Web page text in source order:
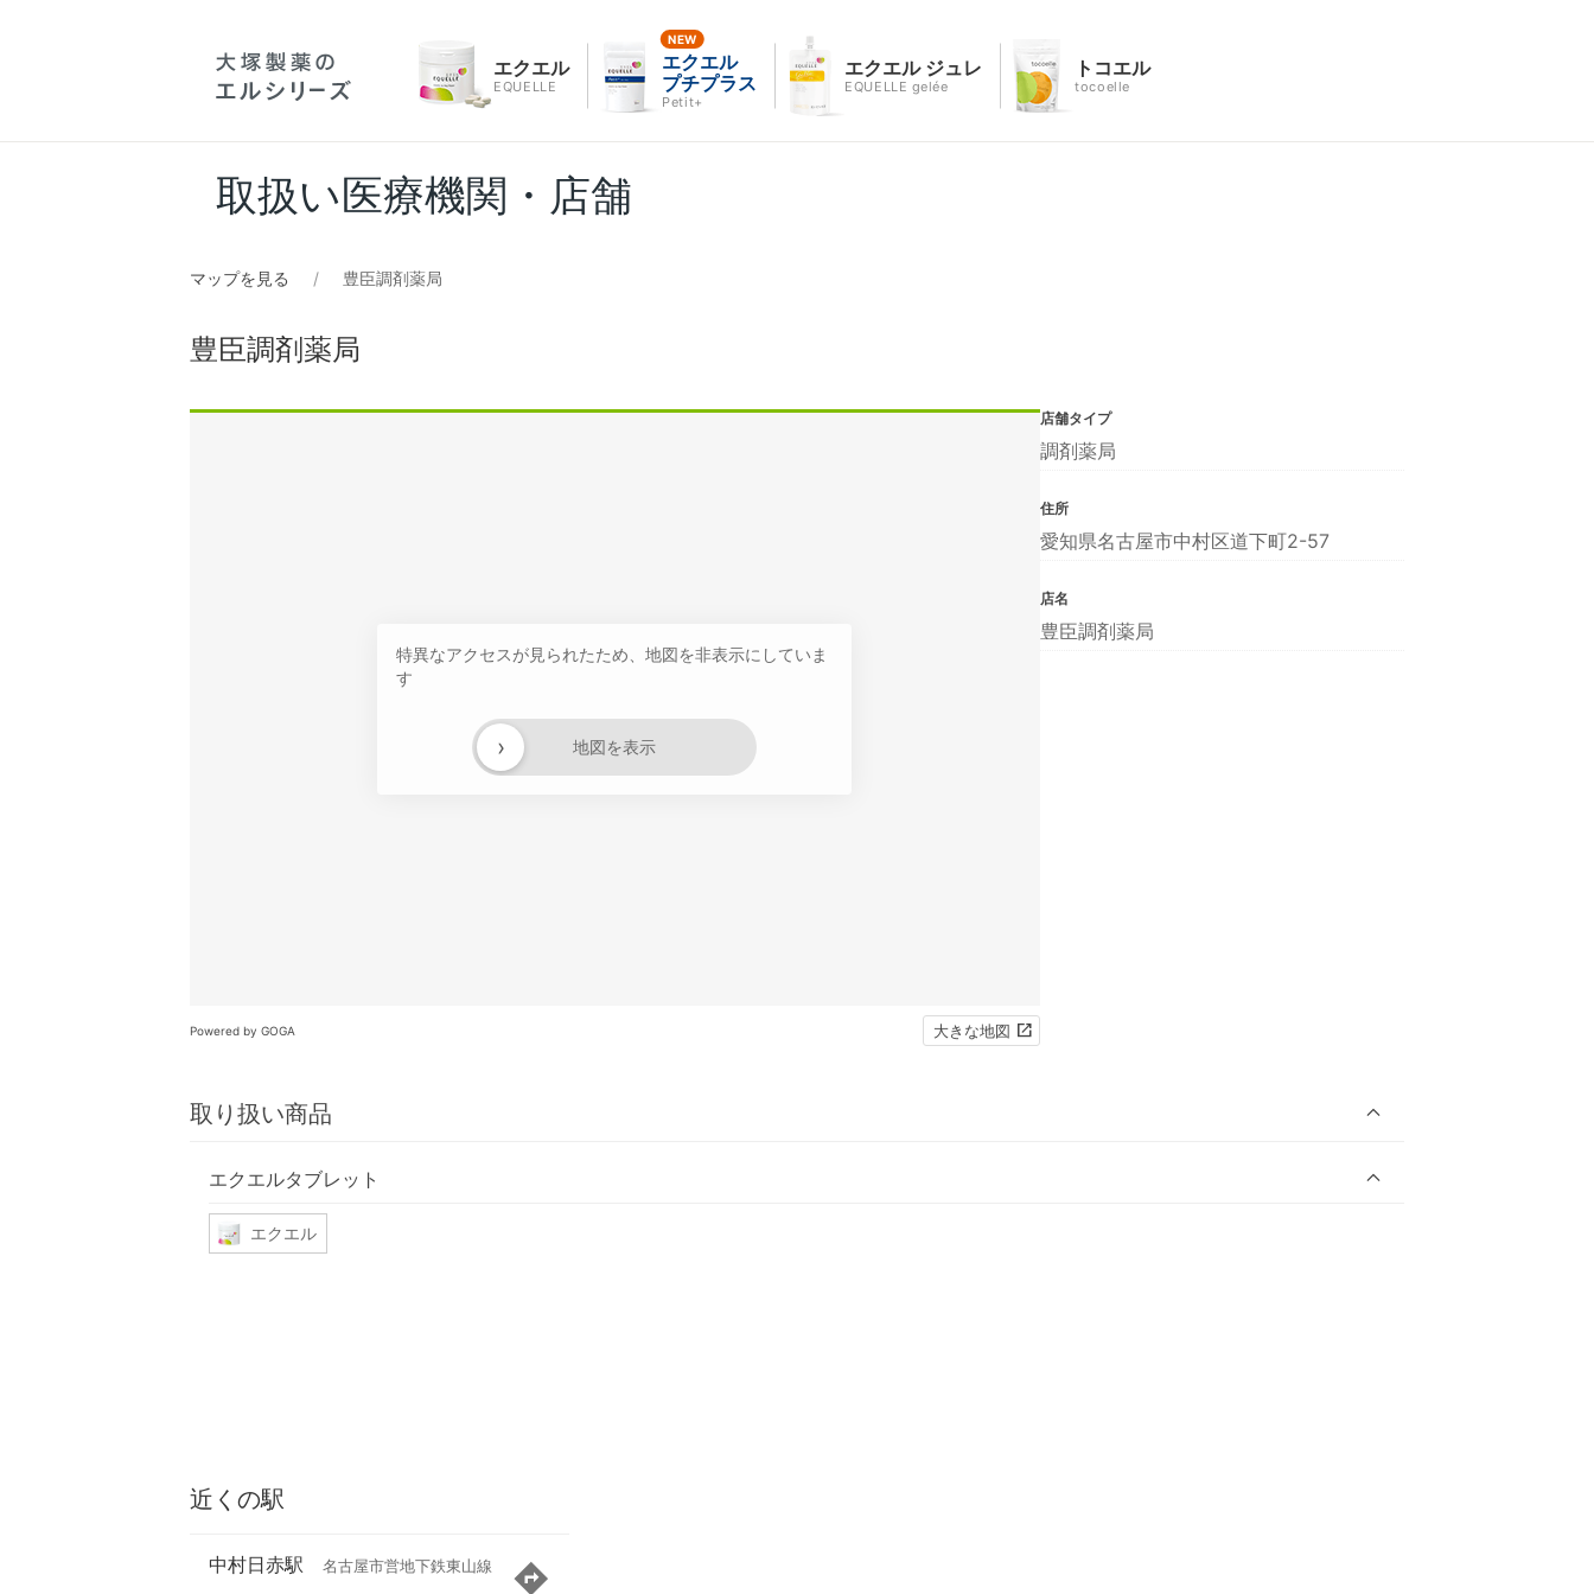
エクエル
EQUELLE
エクエル
プチプラス
Petit+
エクエル ジュレ
EQUELLE gelée
トコエル
tocoelle
取扱い医療機関・店舗
マップを見る 豊臣調剤薬局
豊臣調剤薬局
特異なアクセスが見られたため、地図を非表示にしていま
す
地図を表示
›
Powered by GOGA 大きな地図
取り扱い商品
エクエルタブレット
エクエル
店舗タイプ
調剤薬局
住所
愛知県名古屋市中村区道下町2-57
店名
豊臣調剤薬局
近くの駅
中村日赤駅 名古屋市営地下鉄東山線